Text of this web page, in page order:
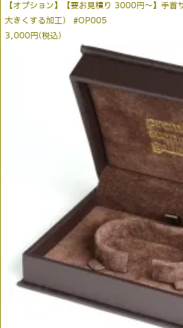
【オプション】【要お見積り 3000円～】手首
大きくする加工） #OP005
3,000円(税込)